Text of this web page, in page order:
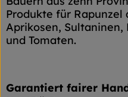
Produkte für
Aprikosen, Sultaninen,
und Tomaten.
Garantiert fairer